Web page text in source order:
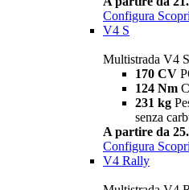
Configura
V4 S
Multistrada V4 S
170 CV
124 Nm
231 kg
senza
A partire da
Configura
V4 Rally